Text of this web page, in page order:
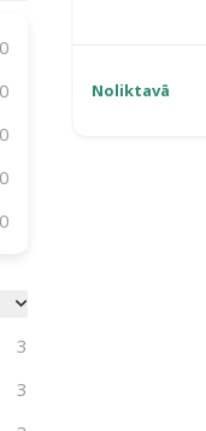
0
0
0
0
0
3
3
Noliktavā